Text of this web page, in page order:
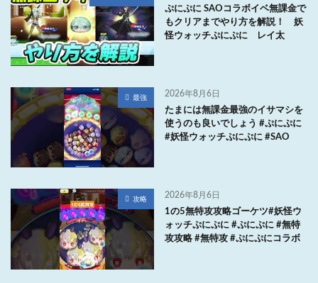
ぷにぷに SAOコラボイベ無課金で
もクリアまでやり方を解説！ 妖
怪ウォッチぷにぷに レイ太
最強 2026年8月6日
たまには無課金最強のイサマシを
使うのも良いでしょう #ぷにぷに
#妖怪ウォッチぷにぷに #SAO
攻略 2026年8月6日
1の5無特攻攻略ゴーケツ#妖怪ウ
ォッチぷにぷに #ぷにぷに #無特
攻攻略 #無特攻 #ぷにぷにコラボ